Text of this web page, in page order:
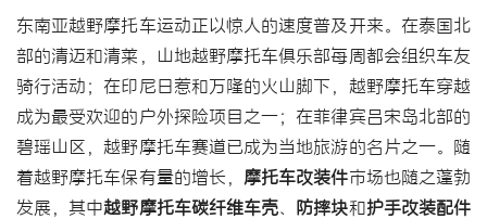
东南亚越野摩托车运动正以惊人的速度普及开来。在泰国北
部的清迈和清莱，山地越野摩托车俱乐部每周都会组织车友
骑行活动；在印尼日惹和万隆的火山脚下，越野摩托车穿越
成为最受欢迎的户外探险项目之一；在菲律宾吕宋岛北部的
碧瑶山区，越野摩托车赛道已成为当地旅游的名片之一。随
着越野摩托车保有量的增长， 摩托车改装件市场也随之蓬勃
发展，其中越野摩托车碳纤维车壳、 防摔块和护手改装配件